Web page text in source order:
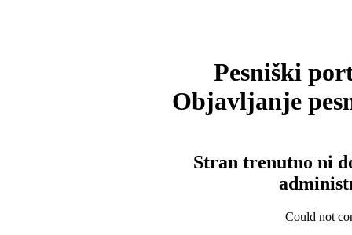
Pesniški
Objavljanje
Stran trenutno ni
Could not